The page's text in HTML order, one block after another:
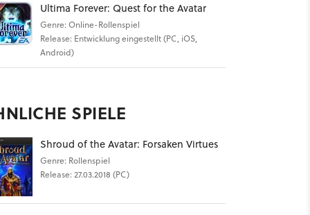
Ultima Forever: Quest for the Avatar
Genre: Online-Rollenspiel
Release: Entwicklung eingestellt (PC, iOS,
Android)
SPIELE
Shroud of the Avatar: Forsaken Virtues
Genre: Rollenspiel
Release: 27.03.2018 (PC)